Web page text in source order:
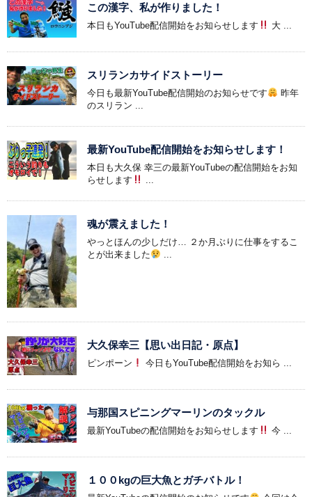
この漢字、私が作りました！
本日もYouTube配信開始をお知らせします 大 ...
スリランカサイドストーリー
今日も最新YouTube配信開始のお知らせです
昨年
のスリラン ...
最新YouTube配信開始をお知らせします！
本日も大久保 幸三の最新YouTubeの配信開始をお知
らせします
魂が震えました！
やっとほんの少しだけ… ２か月ぶりに仕事をするこ
とが出来ました
大久保幸三【思い出日記・原点】
ピンポーン 今日もYouTube配信開始をお知ら ...
与那国スピニングマーリンのタックル
最新YouTubeの配信開始をお知らせします 今 ...
１００kgの巨大魚とガチバトル！